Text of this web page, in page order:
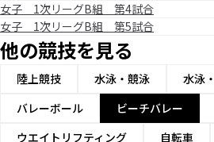
女子 1次リーグB組 第4試合
女子 1次リーグB組 第5試合
他の競技を見る
陸上競技 水泳・競泳 水泳
バレーボール
ビーチバレー
ウエイトリフティング
自転車